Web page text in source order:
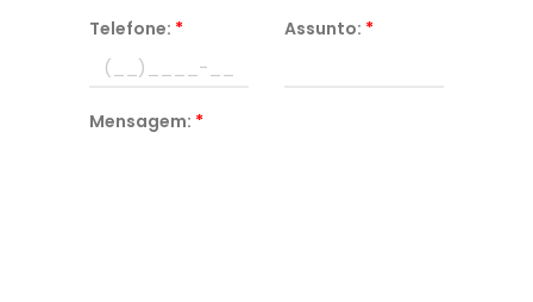
Telefone: * Assunto: *
Mensagem: *